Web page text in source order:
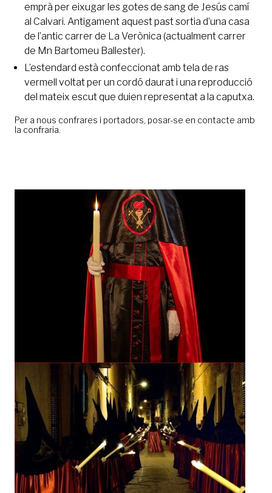
emprà per eixugar les gotes de sang de Jesús camí
al Calvari. Antigament aquest past sortia d’una casa
de l’antic carrer de La Verònica (actualment carrer
de Mn Bartomeu Ballester).
L’estendard està confeccionat amb tela de ras
vermell voltat per un cordó daurat i una reproducció
del mateix escut que duien representat a la caputxa.
Per a nous confrares i portadors, posar-se en contacte amb
la confraria.